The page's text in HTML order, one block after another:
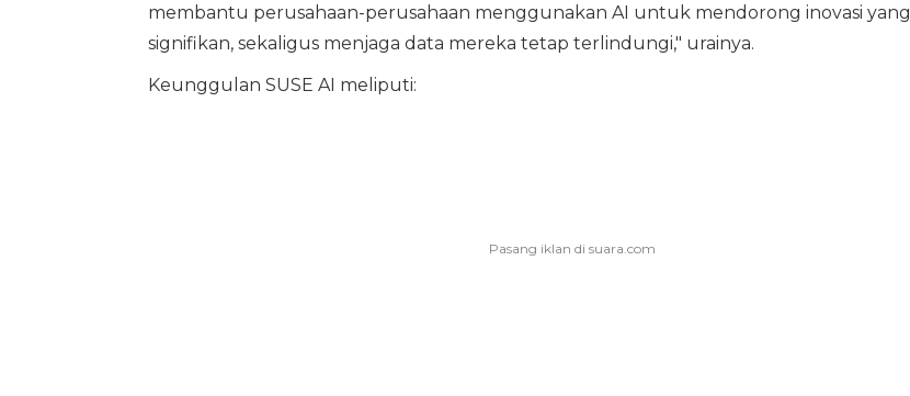
membantu perusahaan-perusahaan menggunakan AI untuk mendorong inovasi yang
signifikan, sekaligus menjaga data mereka tetap terlindungi," urainya.
Keunggulan SUSE AI meliputi: